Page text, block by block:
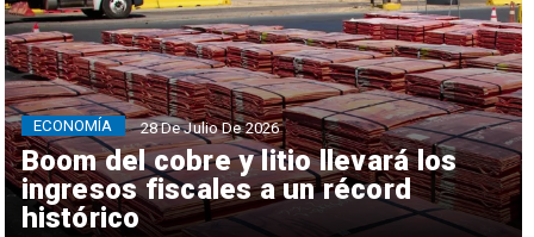
Boom del cobre y litio llevará los
ingresos fiscales a un récord
histórico
ECONOMÍA 28 De Julio De 2026